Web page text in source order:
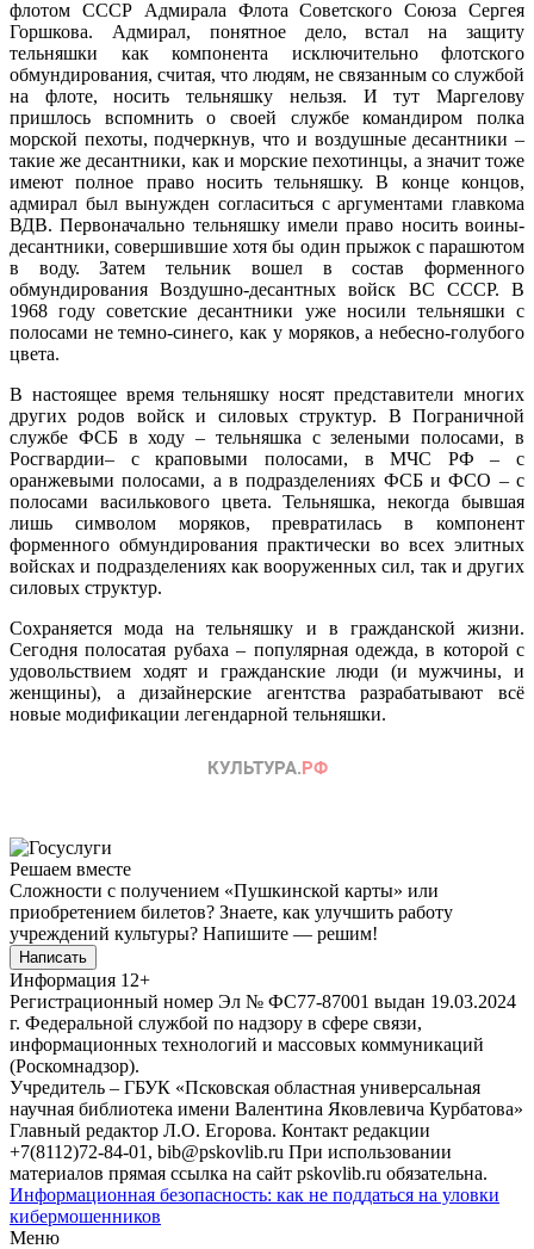
флотом СССР Адмирала Флота Советского Союза Сергея
Горшкова. Адмирал, понятное дело, встал на защиту
тельняшки как компонента исключительно флотского
обмундирования, считая, что людям, не связанным со службой
на флоте, носить тельняшку нельзя. И тут Маргелову
пришлось вспомнить о своей службе командиром полка
морской пехоты, подчеркнув, что и воздушные десантники –
такие же десантники, как и морские пехотинцы, а значит тоже
имеют полное право носить тельняшку. В конце концов,
адмирал был вынужден согласиться с аргументами главкома
ВДВ. Первоначально тельняшку имели право носить воины-
десантники, совершившие хотя бы один прыжок с парашютом
в воду. Затем тельник вошел в состав форменного
обмундирования Воздушно-десантных войск ВС СССР. В
1968 году советские десантники уже носили тельняшки с
полосами не темно-синего, как у моряков, а небесно-голубого
цвета.
В настоящее время тельняшку носят представители многих
других родов войск и силовых структур. В Пограничной
службе ФСБ в ходу – тельняшка с зелеными полосами, в
Росгвардии– с краповыми полосами, в МЧС РФ – с
оранжевыми полосами, а в подразделениях ФСБ и ФСО – с
полосами василькового цвета. Тельняшка, некогда бывшая
лишь символом моряков, превратилась в компонент
форменного обмундирования практически во всех элитных
войсках и подразделениях как вооруженных сил, так и других
силовых структур.
Сохраняется мода на тельняшку и в гражданской жизни.
Сегодня полосатая рубаха – популярная одежда, в которой с
удовольствием ходят и гражданские люди (и мужчины, и
женщины), а дизайнерские агентства разрабатывают всё
новые модификации легендарной тельняшки.
Решаем вместе
Сложности с получением «Пушкинской карты» или
приобретением билетов? Знаете, как улучшить работу
учреждений культуры? Напишите — решим!
Написать
Информация 12+
Регистрационный номер Эл № ФС77-87001 выдан 19.03.2024
г. Федеральной службой по надзору в сфере связи,
информационных технологий и массовых коммуникаций
(Роскомнадзор).
Учредитель – ГБУК «Псковская областная универсальная
научная библиотека имени Валентина Яковлевича Курбатова»
Главный редактор Л.О. Егорова. Контакт редакции
+7(8112)72-84-01, bib@pskovlib.ru При использовании
материалов прямая ссылка на сайт pskovlib.ru обязательна.
Информационная безопасность: как не поддаться на уловки
кибермошенников
Меню